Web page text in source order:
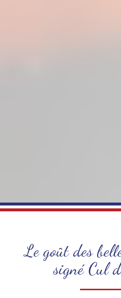
Le goût des
signé Cul